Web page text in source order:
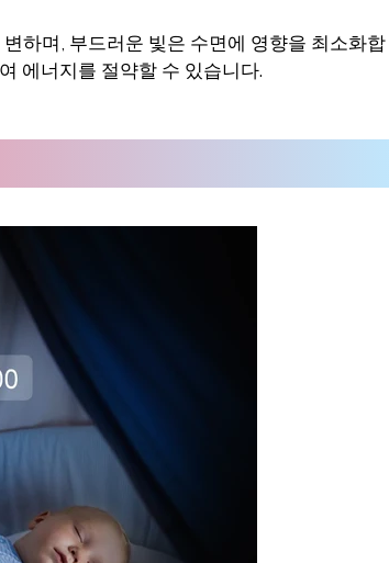
하며, 부드러운 빛은 수면에 영향을 최소화합
에너지를 절약할 수 있습니다.